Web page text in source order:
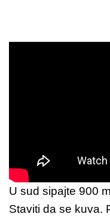
U sud sipajte 900
Staviti da se kuva.